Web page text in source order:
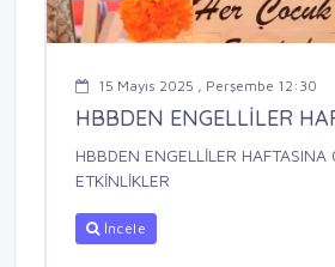
15 Mayıs 2025 , Perşembe 12:30
HBBDEN ENGELLİLER
HBBDEN ENGELLİLER HAFTASINA
ETKİNLİKLER
İncele